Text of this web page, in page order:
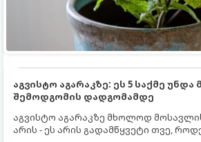
აგვისტო აგარაკზე: ეს 5 საქმე
შემოდგომის დადგომამდე
აგვისტო აგარაკზე მხოლოდ
არის - ეს არის გადამწყვეტი თვე,